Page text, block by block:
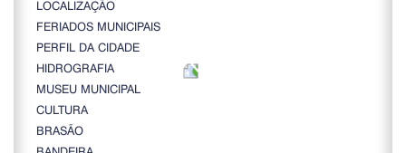
LOCALIZAÇÃO
FERIADOS MUNICIPAIS
PERFIL DA CIDADE
HIDROGRAFIA
MUSEU MUNICIPAL
CULTURA
BRASÃO